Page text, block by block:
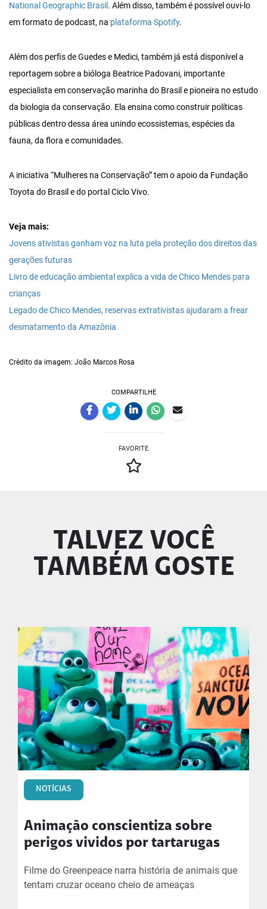
National Geographic Brasil . Além disso, também é possível ouvi-lo
em formato de podcast, na plataforma Spotify.
Além dos perfis de Guedes e Medici, também já está disponível a
reportagem sobre a bióloga Beatrice Padovani, importante
especialista em conservação marinha do Brasil e pioneira no estudo
da biologia da conservação. Ela ensina como construir políticas
públicas dentro dessa área unindo ecossistemas, espécies da
fauna, da flora e comunidades.
A iniciativa “Mulheres na Conservação” tem o apoio da Fundação
Toyota do Brasil e do portal Ciclo Vivo.
Veja mais:
Jovens ativistas ganham voz na luta pela proteção dos direitos das
gerações futuras
Livro de educação ambiental explica a vida de Chico Mendes para
crianças
Legado de Chico Mendes, reservas extrativistas ajudaram a frear
desmatamento da Amazônia
Crédito da imagem: João Marcos Rosa
COMPARTILHE
FAVORITE
TALVEZ VOCÊ
TAMBÉM GOSTE
NOTÍCIAS
Animação conscientiza sobre
perigos vividos por tartarugas
Filme do Greenpeace narra história de animais que
tentam cruzar oceano cheio de ameaças